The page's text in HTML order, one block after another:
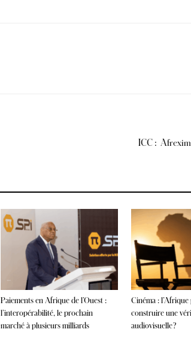
ICC :
Paiements en Afrique de l’Ouest :
l’interopérabilité, le prochain
marché à plusieurs milliards
Cinéma :
construire une
audiovisuelle ?